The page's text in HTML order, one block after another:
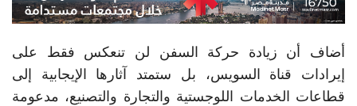
أضاف أن زيادة حركة السفن لن تنعكس فقط على
إيرادات قناة السويس، بل ستمتد آثارها الإيجابية إلى
قطاعات الخدمات اللوجستية والتجارة والتصنيع، مدعومة